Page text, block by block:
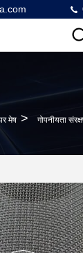
मेष > गोपनीयता संरक्षण के लिए SS304 स्टेनलेस